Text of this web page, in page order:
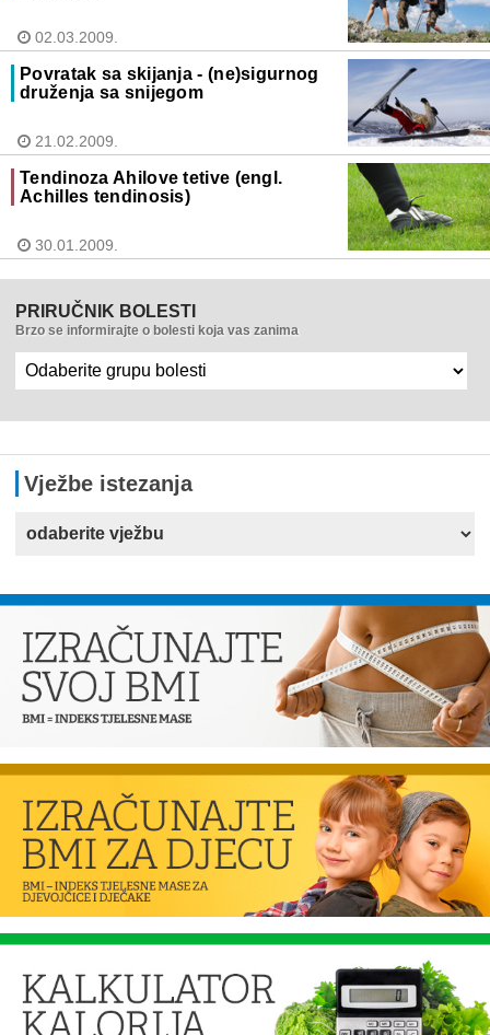
02.03.2009.
Povratak sa skijanja - (ne)sigurnog
druženja sa snijegom
21.02.2009.
Tendinoza Ahilove tetive (engl.
Achilles tendinosis)
30.01.2009.
PRIRUČNIK BOLESTI
Brzo se informirajte o bolesti koja vas zanima
Vježbe istezanja